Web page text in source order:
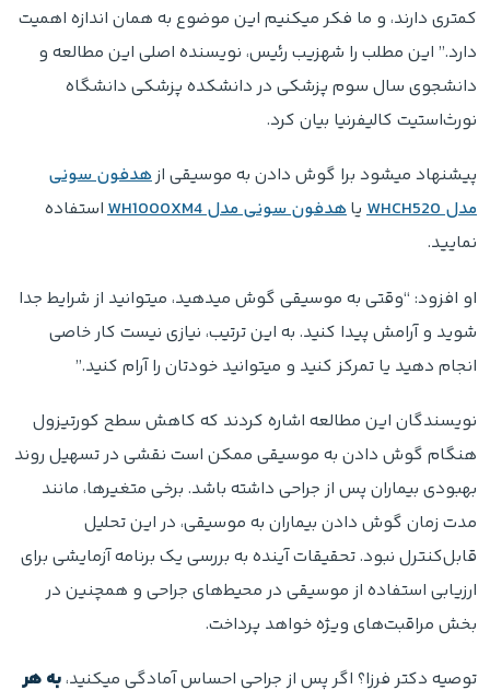
کمتری دارند، و ما فکر میکنیم این موضوع به همان اندازه اهمیت
دارد.” این مطلب را شهزیب رئیس، نویسنده اصلی این مطالعه و
دانشجوی سال سوم پزشکی در دانشکده پزشکی دانشگاه
نورث‌استیت کالیفرنیا بیان کرد.
پیشنهاد میشود برا گوش دادن به موسیقی ازهدفون سونی
مدل WHCH520
یاهدفون سونی مدل WH1000XM4
استفاده
نمایید.
او افزود: “وقتی به موسیقی گوش میدهید، میتوانید از شرایط جدا
شوید و آرامش پیدا کنید. به این ترتیب، نیازی نیست کار خاصی
انجام دهید یا تمرکز کنید و میتوانید خودتان را آرام کنید.”
نویسندگان این مطالعه اشاره کردند که کاهش سطح کورتیزول
هنگام گوش دادن به موسیقی ممکن است نقشی در تسهیل روند
بهبودی بیماران پس از جراحی داشته باشد. برخی متغیرها، مانند
مدت زمان گوش دادن بیماران به موسیقی، در این تحلیل
قابل‌کنترل نبود. تحقیقات آینده به بررسی یک برنامه آزمایشی برای
ارزیابی استفاده از موسیقی در محیط‌های جراحی و همچنین در
بخش مراقبت‌های ویژه خواهد پرداخت.
توصیه دکتر فرزا؟ اگر پس از جراحی احساس آمادگی میکنید،به هر